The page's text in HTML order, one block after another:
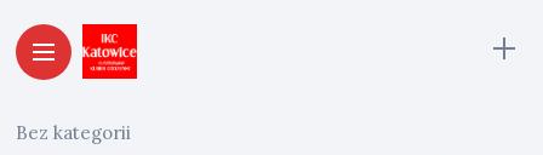
Bez kategorii